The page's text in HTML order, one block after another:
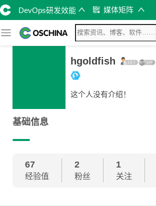
DevOps研发效能 媒体矩阵
hgoldfish
这个人没有介绍！
基础信息
67
经验值
2
粉丝
1
关注